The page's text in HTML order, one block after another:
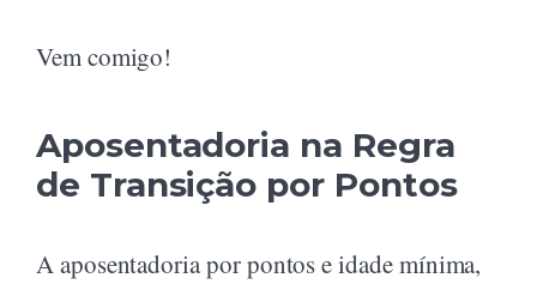
Vem comigo!
Aposentadoria na Regra
de Transição por Pontos
A aposentadoria por pontos e idade mínima,